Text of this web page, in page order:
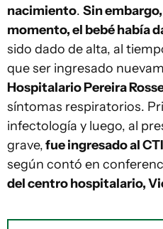
nacimiento. Sin
momento, el bebé había
sido dado de alta, al
que ser ingresado
Hospitalario Pereira
síntomas respiratorios.
infectología y luego, al
grave,fue ingresado al
según contó en
del centro hospitalario,